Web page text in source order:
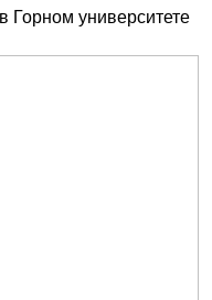
Горном университете